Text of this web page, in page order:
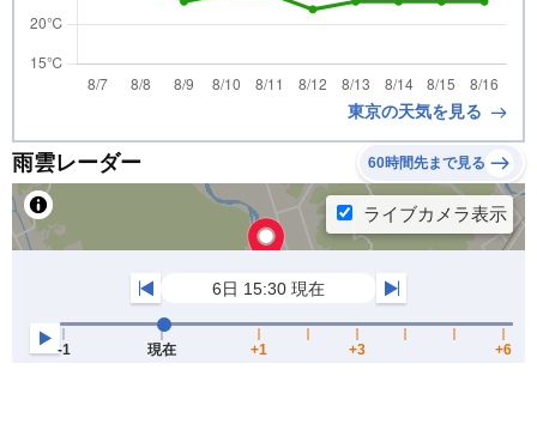
東京の天気を見る
雨雲レーダー 60時間先まで見る